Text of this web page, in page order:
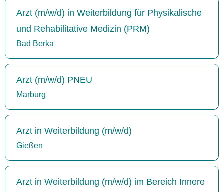
Arzt (m/w/d) in Weiterbildung für Physikalische
und Rehabilitative Medizin (PRM)
Bad Berka
Arzt (m/w/d) PNEU
Marburg
Arzt in Weiterbildung (m/w/d)
Gießen
Arzt in Weiterbildung (m/w/d) im Bereich Innere